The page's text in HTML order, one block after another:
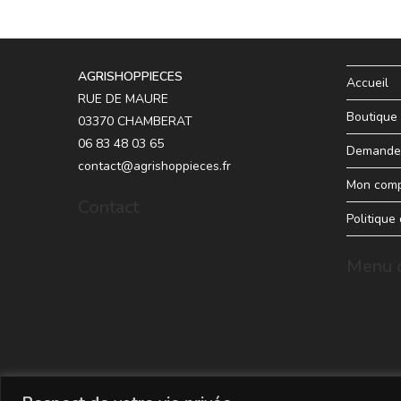
AGRISHOPPIECES
RUE DE MAURE
03370 CHAMBERAT
06 83 48 03 65
contact@agrishoppieces.fr
Accueil
Boutique
Mon
Politique